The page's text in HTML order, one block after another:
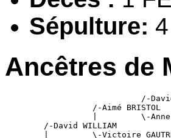
Sépulture:
Ancêtres de
/-
                  /-Aimé BRISTOL
|         \-
        /-David WILLIAM